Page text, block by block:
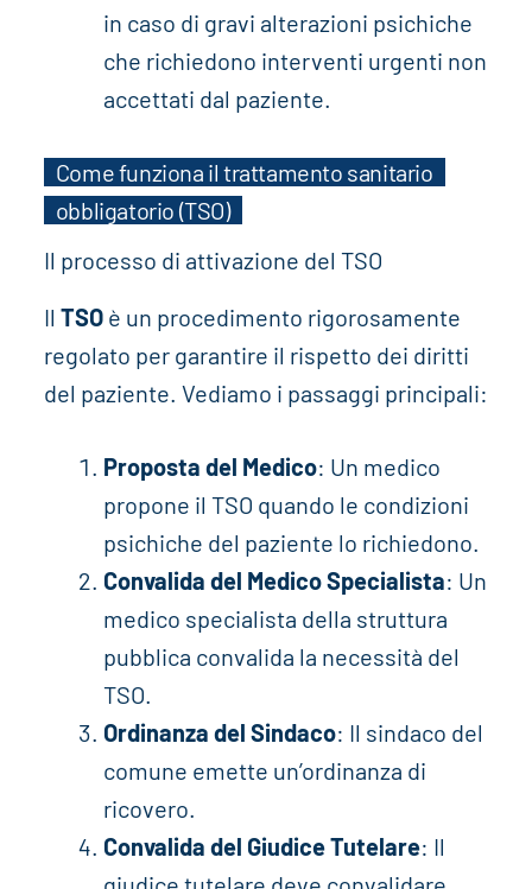
in caso di gravi alterazioni psichiche
che richiedono interventi urgenti non
accettati dal paziente.
Come funziona il trattamento sanitario
obbligatorio (TSO)
Il processo di attivazione del TSO
Il TSOè un procedimento rigorosamente
regolato per garantire il rispetto dei diritti
del paziente. Vediamo i passaggi principali:
Proposta del Medico: Un medico
propone il TSO quando le condizioni
psichiche del paziente lo richiedono.
Convalida del Medico Specialista: Un
medico specialista della struttura
pubblica convalida la necessità del
TSO.
Ordinanza del Sindaco: Il sindaco del
comune emette un’ordinanza di
ricovero.
Convalida del Giudice Tutelare: Il